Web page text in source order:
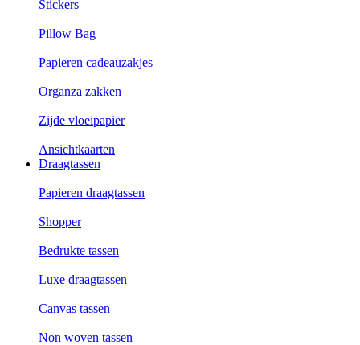
Stickers
Pillow Bag
Papieren cadeauzakjes
Organza zakken
Zijde vloeipapier
Ansichtkaarten
Draagtassen
Papieren draagtassen
Shopper
Bedrukte tassen
Luxe draagtassen
Canvas tassen
Non woven tassen